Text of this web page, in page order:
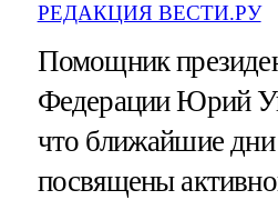
РЕДАКЦИЯ ВЕСТИ.РУ
Помощник
Федерации Юрий
что ближайшие дни
посвящены